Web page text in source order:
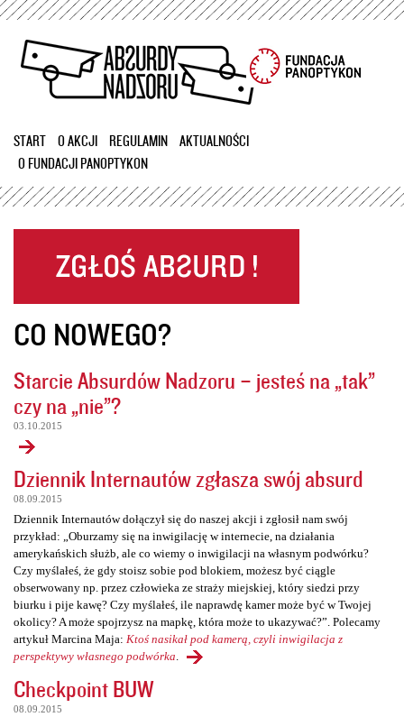
Przejdź
treści
START O AKCJI REGULAMIN
AKTUALNOŚCI
O FUNDACJI PANOPTYKON
CO NOWEGO?
Starcie Absurdów Nadzoru – jesteś na „tak”
czy na „nie”?
03.10.2015
Dziennik Internautów zgłasza swój absurd
08.09.2015
Dziennik Internautów dołączył się do naszej akcji i zgłosił nam swój
przykład: „Oburzamy się na inwigilację w internecie, na działania
amerykańskich służb, ale co wiemy o inwigilacji na własnym podwórku?
Czy myślałeś, że gdy stoisz sobie pod blokiem, możesz być ciągle
obserwowany np. przez człowieka ze straży miejskiej, który siedzi przy
biurku i pije kawę? Czy myślałeś, ile naprawdę kamer może być w Twojej
okolicy? A może spojrzysz na mapkę, która może to ukazywać?”. Polecamy
artykuł Marcina Maja: Ktoś nasikał pod kamerą, czyli inwigilacja z
perspektywy własnego podwórka
Checkpoint BUW
08.09.2015